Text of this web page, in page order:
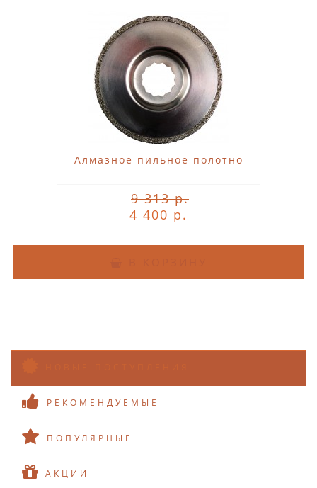
Алмазное пильное полотно
9 313 р.
4 400 р.
РЕКОМЕНДУЕМЫЕ
ПОПУЛЯРНЫЕ
АКЦИИ